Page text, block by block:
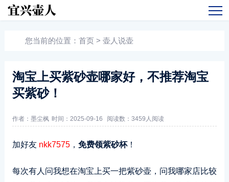
您当前的位置： 首页 > 壶人说壶
淘宝上买紫砂壶哪家好，不推荐淘宝
买紫砂！
作者：墨尘枫 时间：2025-09-16 阅读数： 3459人阅读
加好友 nkk7575， 免费领紫砂杯！
每次有人问我想在淘宝上买一把紫砂壶，问我哪家店比较